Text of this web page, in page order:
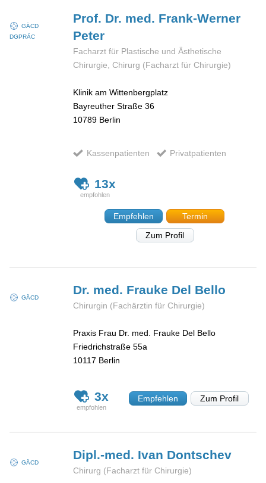
GÄCD
DGPRÄC
Prof. Dr. med. Frank-Werner
Peter
Facharzt für Plastische und Ästhetische
Chirurgie, Chirurg (Facharzt für Chirurgie)
Klinik am Wittenbergplatz
Bayreuther Straße 36
10789 Berlin
Kassenpatienten Privatpatienten
13x
Empfehlen
Termin
Zum Profil
GÄCD
Dr. med. Frauke Del Bello
Chirurgin (Fachärztin für Chirurgie)
Praxis Frau Dr. med. Frauke Del Bello
Friedrichstraße 55a
10117 Berlin
3x Empfehlen Zum Profil
GÄCD
Dipl.-med. Ivan Dontschev
Chirurg (Facharzt für Chirurgie)